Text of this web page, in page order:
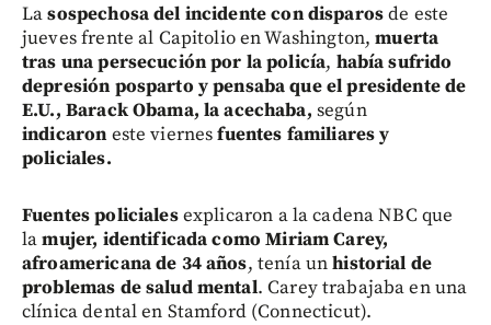
Lasospechosa del incidente con disparosde este
jueves frente al Capitolio en Washington,muerta
tras una persecución por la policía, había sufrido
depresión posparto y pensaba que el presidente de
E.U., Barack Obama, la acechaba, según
indicaron este viernesfuentes familiares y
policiales.
Fuentes policialesexplicaron a la cadena NBC que
lamujer, identificada como Miriam Carey,
afroamericana de 34 años, tenía unhistorial de
problemas de salud mental. Carey trabajaba en una
clínica dental en Stamford (Connecticut).